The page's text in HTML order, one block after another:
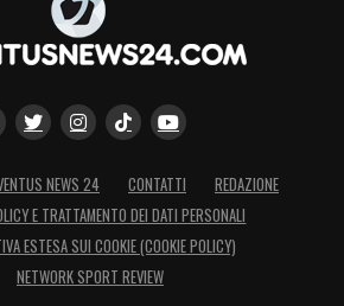
NEWS 24 CONTATTI
REDAZIONE
E TRATTAMENTO DEI DATI PERSONALI
ESTESA SUI COOKIE (COOKIE POLICY)
NETWORK SPORT REVIEW